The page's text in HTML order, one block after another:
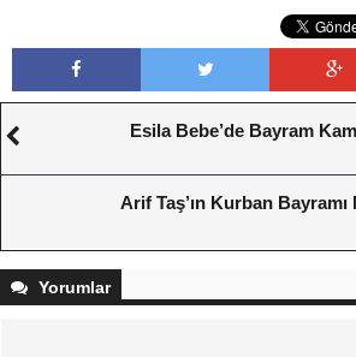
Esila Bebe’de Bayram
Arif Taş’ın Kurban Bayramı
Yorumlar